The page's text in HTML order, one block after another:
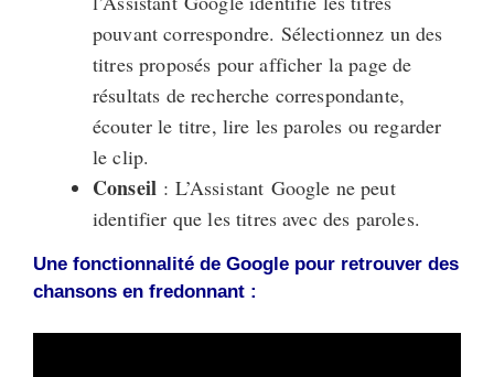
pouvant correspondre. Sélectionnez un des
titres proposés pour afficher la page de
résultats de recherche correspondante,
écouter le titre, lire les paroles ou regarder
le clip.
Conseil : L’Assistant Google ne peut
identifier que les titres avec des paroles.
Une fonctionnalité de Google pour retrouver des
chansons en fredonnant :